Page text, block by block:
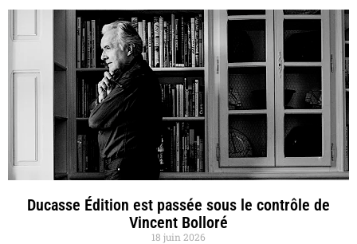
Ducasse Édition est passée sous le contrôle de
Vincent Bolloré
18 juin 2026